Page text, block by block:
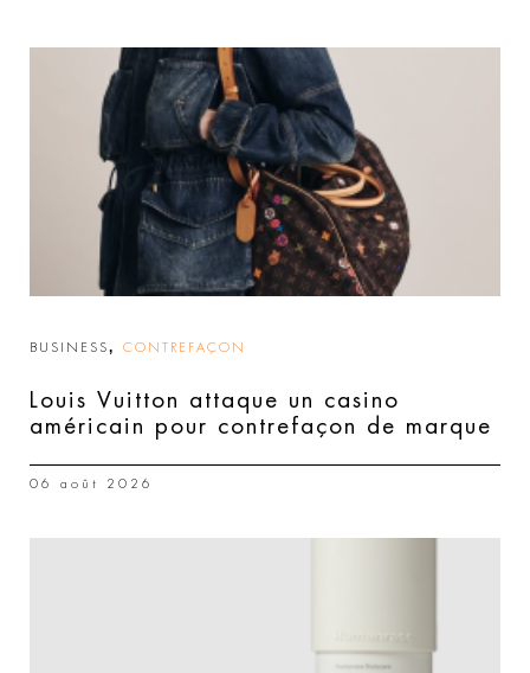
BUSINESS, CONTREFAÇON
Louis Vuitton attaque un casino
américain pour contrefaçon de marque
06 août 2026